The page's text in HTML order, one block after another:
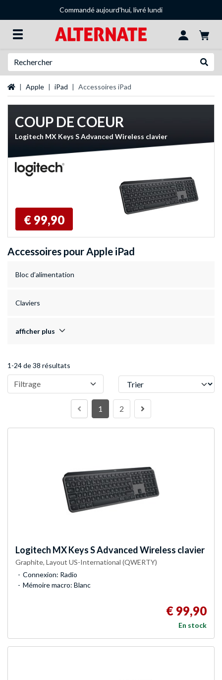
Commandé aujourd'hui, livré lundi
Page d'accueil
Apple iPad Accessoires iPad
COUP DE COEUR
Logitech MX Keys S Advanced Wireless clavier
€ 99,90
Accessoires pour Apple iPad
Bloc d’alimentation
Claviers
afficher plus
1-24 de 38 résultats
Filtrage Trier
1 2
Logitech MX Keys S Advanced Wireless clavier
Graphite, Layout US-International (QWERTY)
Connexion: Radio
Mémoire macro: Blanc
€ 99,90
En stock